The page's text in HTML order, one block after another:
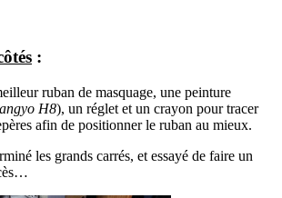
:
ruban de masquage, une peinture
H8), un réglet et un crayon pour tracer
afin de positionner le ruban au mieux.
les grands carrés, et essayé de faire un